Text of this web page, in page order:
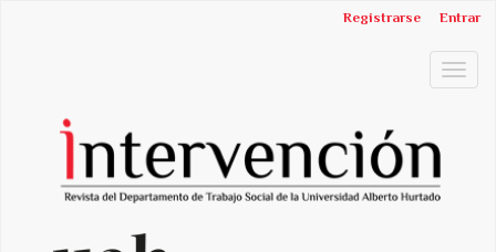
##plugins.themes.bootstrap3.accessible_menu.label##
Registrarse Entrar